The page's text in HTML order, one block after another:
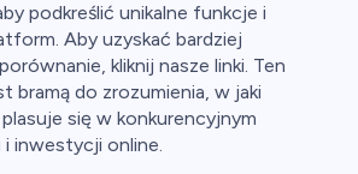
podkreślić unikalne funkcje i
Aby uzyskać bardziej
kliknij nasze linki. Ten
bramą do zrozumienia, w jaki
plasuje się w konkurencyjnym
i inwestycji online.